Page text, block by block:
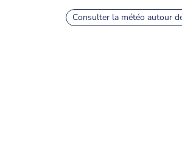
Consulter la météo autour